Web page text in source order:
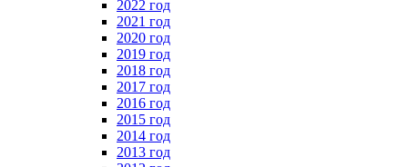
2022 год
2021 год
2020 год
2019 год
2018 год
2017 год
2016 год
2015 год
2014 год
2013 год